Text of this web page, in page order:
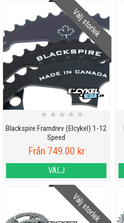
Välj storlek
Blackspire Framdrev (Elcykel) 1-12
Speed
★ ★ ★ ★ ★
Från 749.00 kr
VÄLJ
Välj storlek